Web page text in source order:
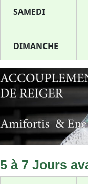
SAMEDI
DIMANCHE
5 à 7 Jours